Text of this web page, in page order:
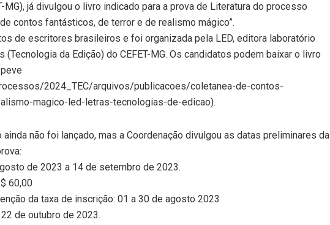
MG), já divulgou o livro indicado para a prova de Literatura do processo
contos fantásticos, de terror e de realismo mágico”.
de escritores brasileiros e foi organizada pela LED, editora laboratório
da Edição) do CEFET-MG. Os candidatos podem baixar o livro
2024_TEC/arquivos/publicacoes/coletanea-de-contos-
magico-led-letras-tecnologias-de-edicao).
não foi lançado, mas a Coordenação divulgou as datas preliminares da
de 2023 a 14 de setembro de 2023.
60,00
da taxa de inscrição: 01 a 30 de agosto 2023
de outubro de 2023.